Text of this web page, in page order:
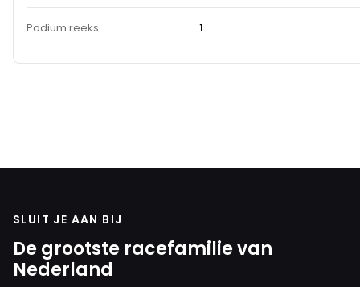
Podium reeks 1
SLUIT JE AAN BIJ
De grootste racefamilie van
Nederland